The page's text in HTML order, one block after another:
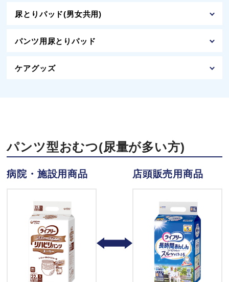
尿とりパッド(男女共用)
パンツ用尿とりパッド
ケアグッズ
パンツ型おむつ(尿量が多い方)
病院・施設用商品 店頭販売用商品